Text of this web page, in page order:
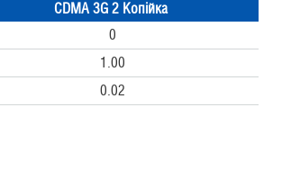
CDMA 3G 2 Копійка
0
1.00
0.02